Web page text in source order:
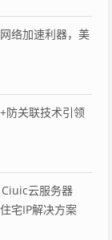
络加速利器，美
防关联技术引领
云服务器
宅IP解决方案